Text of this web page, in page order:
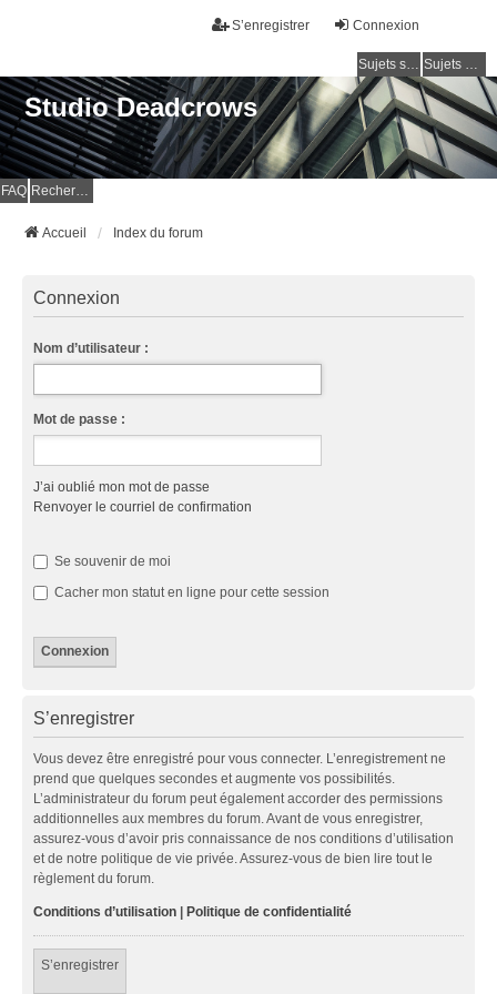
Connexion
S’enregistrer
Sujets sans réponse Sujets actifs
Studio Deadcrows
FAQ Rechercher
Accueil Index du forum
Connexion
Nom d’utilisateur :
Mot de passe :
J’ai oublié mon mot de passe
Renvoyer le courriel de confirmation
Se souvenir de moi
Cacher mon statut en ligne pour cette session
S’enregistrer
Vous devez être enregistré pour vous connecter. L’enregistrement ne
prend que quelques secondes et augmente vos possibilités.
L’administrateur du forum peut également accorder des permissions
additionnelles aux membres du forum. Avant de vous enregistrer,
assurez-vous d’avoir pris connaissance de nos conditions d’utilisation
et de notre politique de vie privée. Assurez-vous de bien lire tout le
règlement du forum.
Conditions d’utilisation | Politique de confidentialité
S’enregistrer